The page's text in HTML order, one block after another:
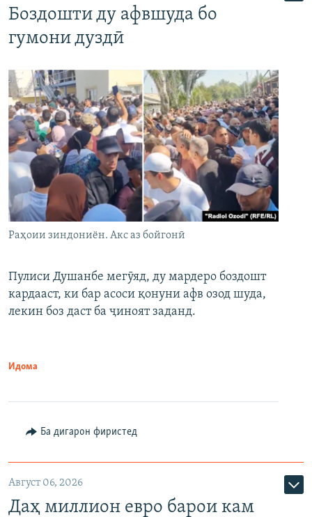
Боздошти ду афвшуда бо
гумони дуздӣ
Раҳоии зиндониён. Акс аз бойгонӣ
Пулиси Душанбе мегӯяд, ду мардеро боздошт
кардааст, ки бар асоси қонуни афв озод шуда,
лекин боз даст ба ҷиноят заданд.
Идома
Ба дигарон фиристед
Август 06, 2026
Даҳ миллион евро барои кам